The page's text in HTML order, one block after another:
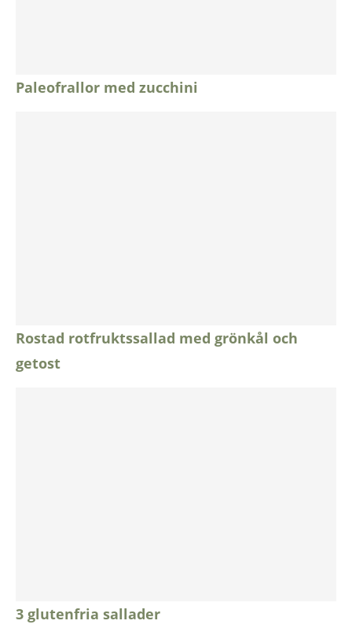
Paleofrallor med zucchini
Rostad rotfruktssallad med grönkål och
getost
3 glutenfria sallader